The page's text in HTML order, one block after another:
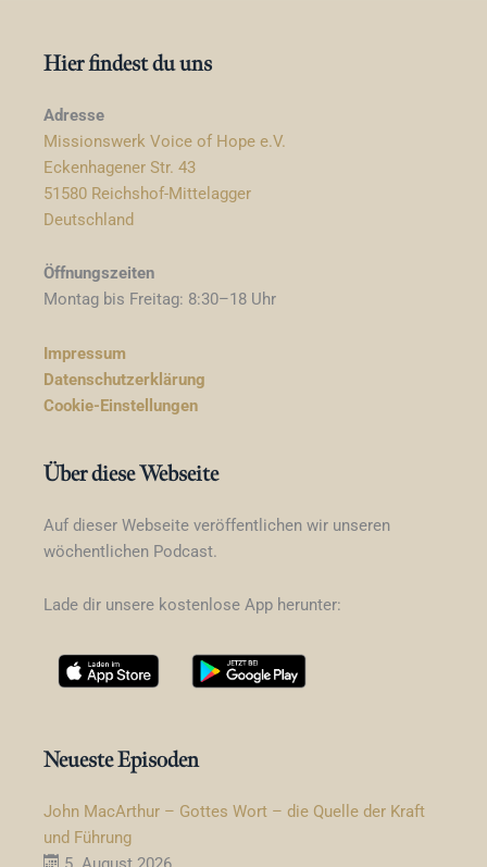
Hier findest du uns
Adresse
Missionswerk Voice of Hope e.V.
Eckenhagener Str. 43
51580 Reichshof-Mittelagger
Deutschland
Öffnungszeiten
Montag bis Freitag: 8:30–18 Uhr
Impressum
Datenschutzerklärung
Cookie-Einstellungen
Über diese Webseite
Auf dieser Webseite veröffentlichen wir unseren
wöchentlichen Podcast.
Lade dir unsere kostenlose App herunter:
Neueste Episoden
John MacArthur – Gottes Wort – die Quelle der Kraft
und Führung